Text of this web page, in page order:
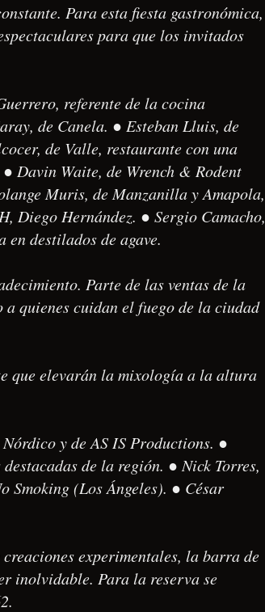
Para esta fiesta gastronómica,
para que los invitados
referente de la cocina
de Canela. ● Esteban Lluis, de
de Valle, restaurante con una
Davin Waite, de Wrench & Rodent
Muris, de Manzanilla y Amapola,
Diego Hernández. ● Sergio Camacho,
destilados de agave.
Parte de las ventas de la
quienes cuidan el fuego de la ciudad
que elevarán la mixología a la altura
y de AS IS Productions. ●
de la región. ● Nick Torres,
Smoking (Los Ángeles). ● César
experimentales, la barra de
inolvidable. Para la reserva se